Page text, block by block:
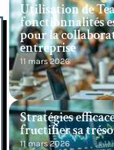
Utilisation de
fonctionnalités
pour la
entreprise
11 mars 2026
Stratégies
fructifier sa
11 mars 2026